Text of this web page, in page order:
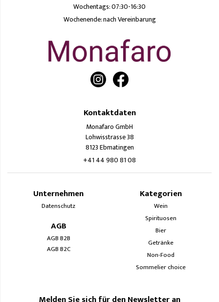
Wochentags: 07:30-16:30
Wochenende: nach Vereinbarung
Kontaktdaten
Monafaro GmbH
Lohwisstrasse 38
8123 Ebmatingen
+41 44 980 81 08
Unternehmen
Datenschutz
AGB
AGB B2B
AGB B2C
Kategorien
Wein
Spirituosen
Bier
Getränke
Non-Food
Sommelier choice